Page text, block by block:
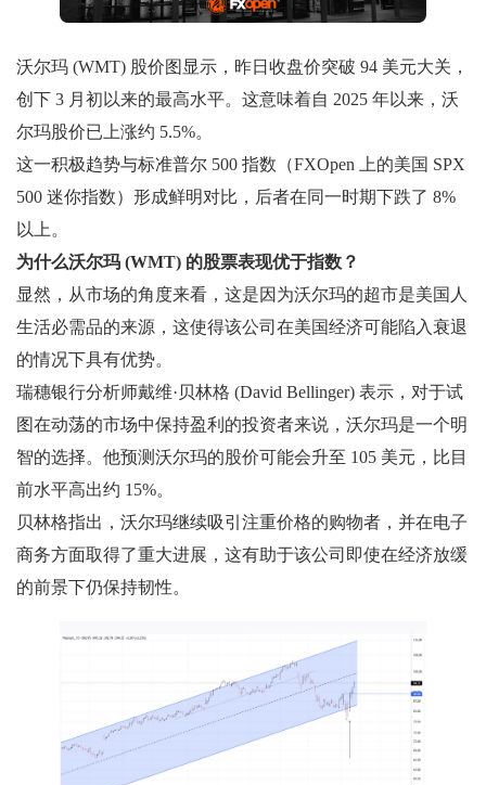
沃尔玛 (WMT) 股价图显示，昨日收盘价突破 94 美元大关，
创下 3 月初以来的最高水平。这意味着自 2025 年以来，沃
尔玛股价已上涨约 5.5%。
这一积极趋势与标准普尔 500 指数（FXOpen 上的美国 SPX
500 迷你指数）形成鲜明对比，后者在同一时期下跌了 8%
以上。
为什么沃尔玛 (WMT) 的股票表现优于指数？
显然，从市场的角度来看，这是因为沃尔玛的超市是美国人
生活必需品的来源，这使得该公司在美国经济可能陷入衰退
的情况下具有优势。
瑞穗银行分析师戴维·贝林格 (David Bellinger) 表示，对于试
图在动荡的市场中保持盈利的投资者来说，沃尔玛是一个明
智的选择。他预测沃尔玛的股价可能会升至 105 美元，比目
前水平高出约 15%。
贝林格指出，沃尔玛继续吸引注重价格的购物者，并在电子
商务方面取得了重大进展，这有助于该公司即使在经济放缓
的前景下仍保持韧性。